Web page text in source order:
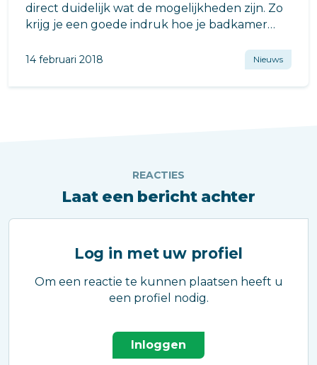
direct duidelijk wat de mogelijkheden zijn. Zo
krijg je een goede indruk hoe je badkamer
14 februari 2018 Nieuws
REACTIES
Laat een bericht achter
Log in met uw profiel
Om een reactie te kunnen plaatsen heeft u
een profiel nodig.
Inloggen